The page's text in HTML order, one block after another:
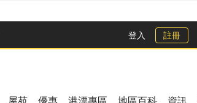
登入 註冊